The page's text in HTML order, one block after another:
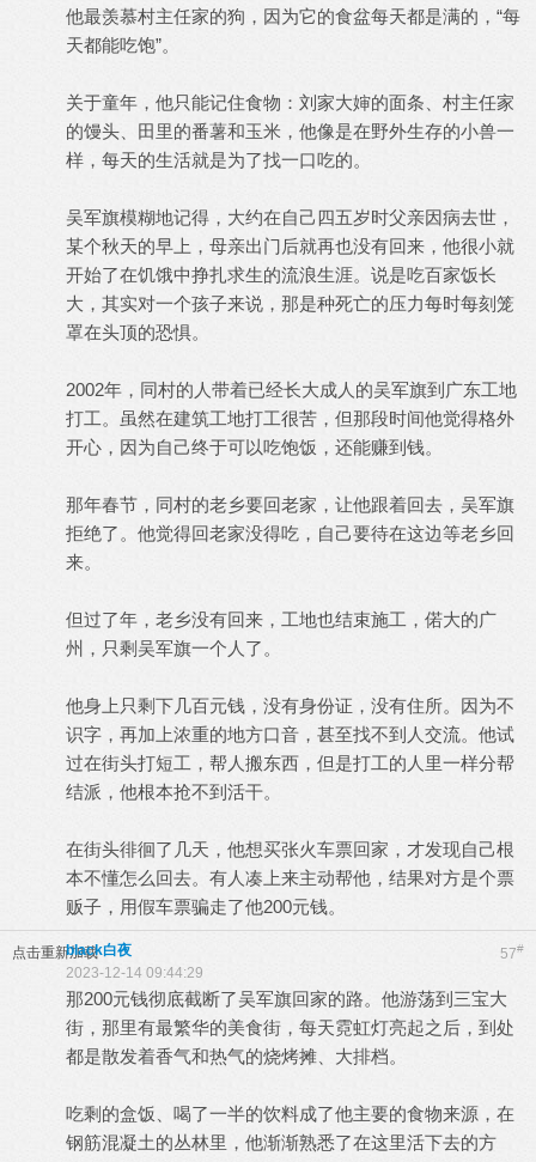
他最羡慕村主任家的狗，因为它的食盆每天都是满的，“每
天都能吃饱”。
关于童年，他只能记住食物：刘家大婶的面条、村主任家
的馒头、田里的番薯和玉米，他像是在野外生存的小兽一
样，每天的生活就是为了找一口吃的。
吴军旗模糊地记得，大约在自己四五岁时父亲因病去世，
某个秋天的早上，母亲出门后就再也没有回来，他很小就
开始了在饥饿中挣扎求生的流浪生涯。说是吃百家饭长
大，其实对一个孩子来说，那是种死亡的压力每时每刻笼
罩在头顶的恐惧。
2002年，同村的人带着已经长大成人的吴军旗到广东工地
打工。虽然在建筑工地打工很苦，但那段时间他觉得格外
开心，因为自己终于可以吃饱饭，还能赚到钱。
那年春节，同村的老乡要回老家，让他跟着回去，吴军旗
拒绝了。他觉得回老家没得吃，自己要待在这边等老乡回
来。
但过了年，老乡没有回来，工地也结束施工，偌大的广
州，只剩吴军旗一个人了。
他身上只剩下几百元钱，没有身份证，没有住所。因为不
识字，再加上浓重的地方口音，甚至找不到人交流。他试
过在街头打短工，帮人搬东西，但是打工的人里一样分帮
结派，他根本抢不到活干。
在街头徘徊了几天，他想买张火车票回家，才发现自己根
本不懂怎么回去。有人凑上来主动帮他，结果对方是个票
贩子，用假车票骗走了他200元钱。
点击重新加载 57#
black白夜
2023-12-14 09:44:29
那200元钱彻底截断了吴军旗回家的路。他游荡到三宝大
街，那里有最繁华的美食街，每天霓虹灯亮起之后，到处
都是散发着香气和热气的烧烤摊、大排档。
吃剩的盒饭、喝了一半的饮料成了他主要的食物来源，在
钢筋混凝土的丛林里，他渐渐熟悉了在这里活下去的方